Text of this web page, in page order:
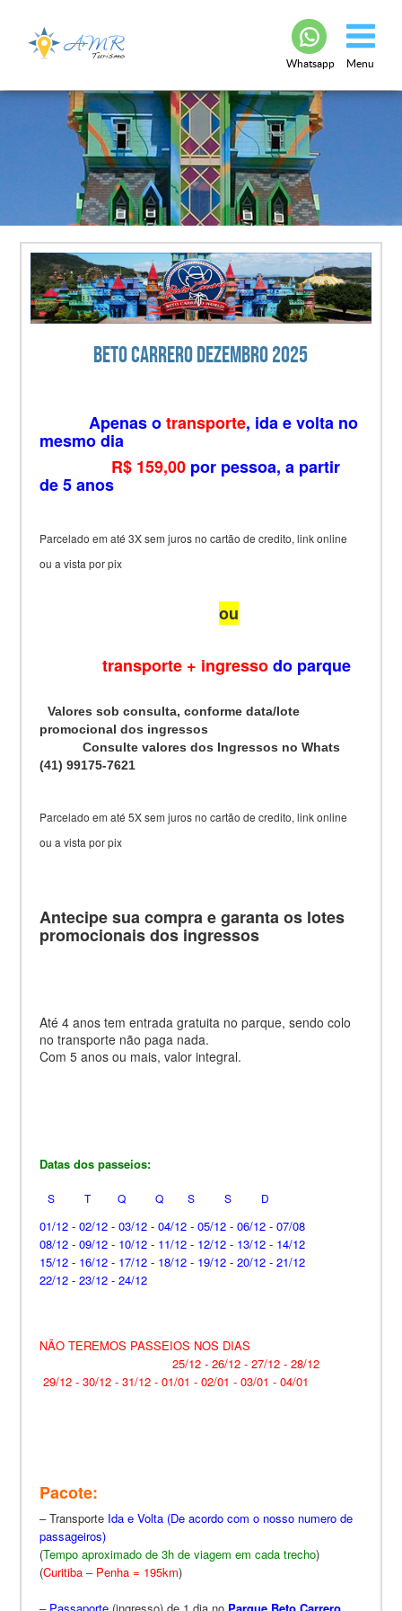
Menu
Whatsapp
Beto Carrero Dezembro 2025
Apenas otransporte, ida e volta no
mesmo dia
R$ 159,00por pessoa, a partir
de 5 anos
Parcelado em até 3X sem juros no cartão de credito, link online
ou a vista por pix
ou
transporte + ingressodo parque
Valores sob consulta, conforme data/lote
promocional dos ingressos
Consulte valores dos Ingressos no Whats
(41) 99175-7621
Parcelado em até 5X sem juros no cartão de credito, link online
ou a vista por pix
Antecipe sua compra e garanta os lotes
promocionais dos ingressos
Até 4 anos tem entrada gratuita no parque, sendo colo
no transporte não paga nada.
Com 5 anos ou mais, valor integral.
Datas dos passeios:
S T Q Q S S D
01/12 - 02/12 - 03/12 - 04/12 - 05/12 - 06/12 - 07/08
08/12 - 09/12 - 10/12 - 11/12 - 12/12 - 13/12 - 14/12
15/12 - 16/12 - 17/12 - 18/12 - 19/12 - 20/12 - 21/12
22/12 - 23/12 - 24/12
NÃO TEREMOS PASSEIOS NOS DIAS
25/12 - 26/12 - 27/12 - 28/12
29/12 - 30/12 - 31/12 - 01/01 - 02/01 - 03/01 - 04/01
Pacote:
– Transporte Ida e Volta (De acordo com o nosso numero de
passageiros)
(Tempo aproximado de 3h de viagem em cada trecho)
(Curitiba – Penha = 195km)